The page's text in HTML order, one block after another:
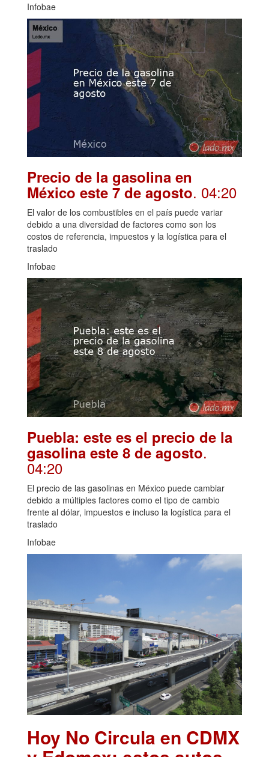
Infobae
Precio de la gasolina en
México este 7 de agosto. 04:20
El valor de los combustibles en el país puede variar
debido a una diversidad de factores como son los
costos de referencia, impuestos y la logística para el
traslado
Infobae
Puebla: este es el precio de la
gasolina este 8 de agosto.
04:20
El precio de las gasolinas en México puede cambiar
debido a múltiples factores como el tipo de cambio
frente al dólar, impuestos e incluso la logística para el
traslado
Infobae
Hoy No Circula en CDMX